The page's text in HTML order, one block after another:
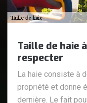
Taille de haie
respecter
La haie consiste à
propriété et donne
dernière. Le fait